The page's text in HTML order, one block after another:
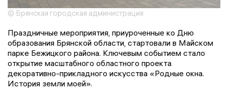
© Брянская городская администрация
Праздничные мероприятия, приуроченные ко Дню
образования Брянской области, стартовали в Майском
парке Бежицкого района. Ключевым событием стало
открытие масштабного областного проекта
декоративно-прикладного искусства «Родные окна.
История земли моей».